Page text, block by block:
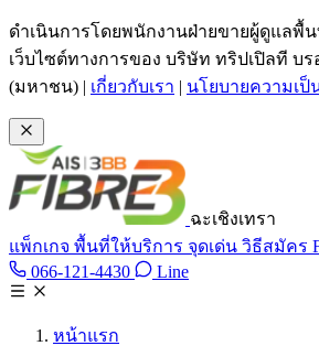
ข้ามไปเนื้อหาหลัก
ดำเนินการโดยพนักงานฝ่ายขายผู้ดูแลพื้
เว็บไซต์ทางการของ บริษัท ทริปเปิลที บ
(มหาชน) | เกี่ยวกับเรา | นโยบายความเป็
ฉะเชิงเทรา
แพ็กเกจ พื้นที่ให้บริการ จุดเด่น วิธีสมัคร
066-121-4430 โทร 066-121-4430
LineLine @tan3bb
หน้าแรก